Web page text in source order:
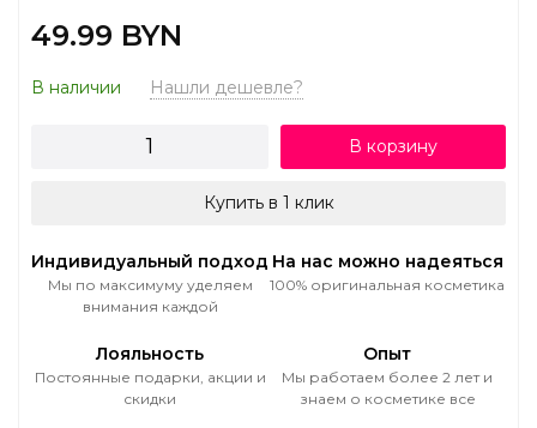
49.99 BYN
В наличии Нашли дешевле?
В корзину
Купить в 1 клик
Индивидуальный подход
Мы по максимуму уделяем
внимания каждой
На нас можно надеяться
100% оригинальная косметика
Лояльность
Постоянные подарки, акции и
скидки
Опыт
Мы работаем более 2 лет и
знаем о косметике все